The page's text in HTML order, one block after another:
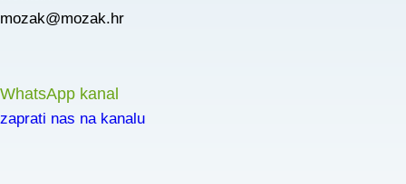
mozak@mozak.hr
WhatsApp kanal
zaprati nas na kanalu